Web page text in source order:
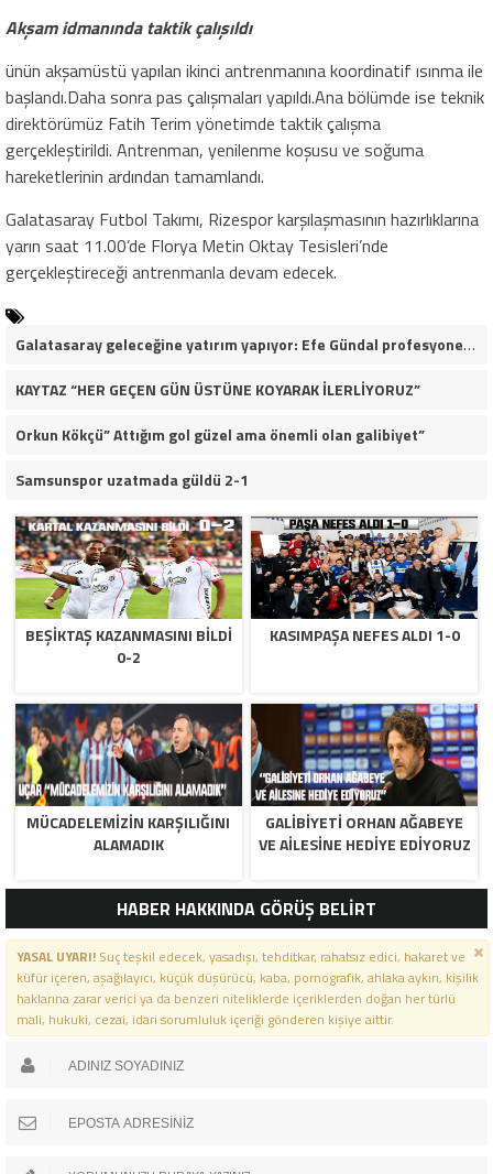
Akşam idmanında taktik çalışıldı
ünün akşamüstü yapılan ikinci antrenmanına koordinatif ısınma ile
başlandı.Daha sonra pas çalışmaları yapıldı.Ana bölümde ise teknik
direktörümüz Fatih Terim yönetimde taktik çalışma
gerçekleştirildi. Antrenman, yenilenme koşusu ve soğuma
hareketlerinin ardından tamamlandı.
Galatasaray Futbol Takımı, Rizespor karşılaşmasının hazırlıklarına
yarın saat 11.00’de Florya Metin Oktay Tesisleri’nde
gerçekleştireceği antrenmanla devam edecek.
Galatasaray geleceğine yatırım yapıyor: Efe Gündal profesyonel sözleşmeye çok yakın
KAYTAZ “HER GEÇEN GÜN ÜSTÜNE KOYARAK İLERLİYORUZ”
Orkun Kökçü” Attığım gol güzel ama önemli olan galibiyet”
Samsunspor uzatmada güldü 2-1
BEŞIKTAŞ KAZANMASINI BILDI
0-2
KASIMPAŞA NEFES ALDI 1-0
MÜCADELEMIZIN KARŞILIĞINI
ALAMADIK
GALIBIYETI ORHAN AĞABEYE
VE AILESINE HEDIYE EDIYORUZ
HABER HAKKINDA GÖRÜŞ BELİRT
YASAL UYARI!Suç teşkil edecek, yasadışı, tehditkar, rahatsız edici, hakaret ve
küfür içeren, aşağılayıcı, küçük düşürücü, kaba, pornografik, ahlaka aykırı, kişilik
haklarına zarar verici ya da benzeri niteliklerde içeriklerden doğan her türlü
mali, hukuki, cezai, idari sorumluluk içeriği gönderen kişiye aittir.